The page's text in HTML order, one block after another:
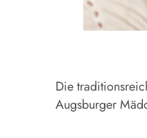
Die
Augsburger